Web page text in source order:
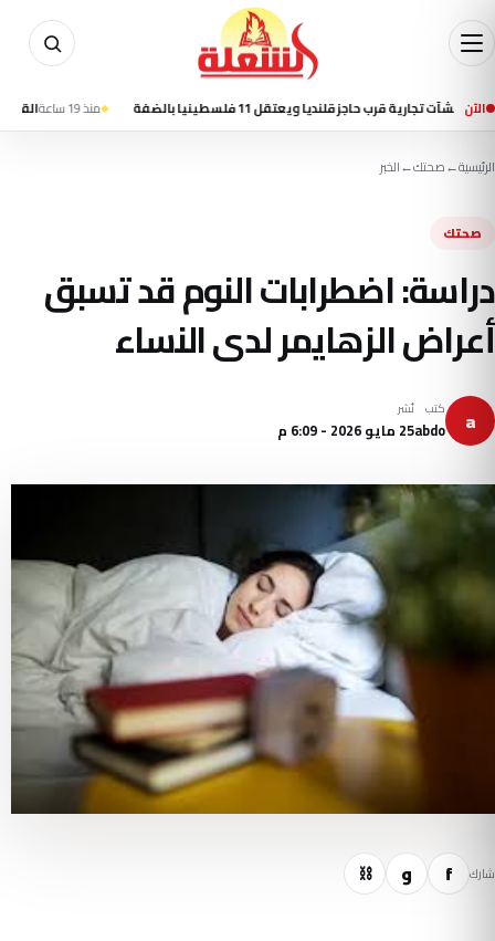
الآن
قرب حاجز قلنديا ويعتقل 11 فلسطينيا بالضفة منذ 19 ساعة القيادة المركزية
الرئيسية←صحتك←الخبر
صحتك
دراسة: اضطرابات النوم قد تسبق
أعراض الزهايمر لدى النساء
a كتب
abdo
نُشر
25 مايو 2026 - 6:09 م
شارك f و ⛓